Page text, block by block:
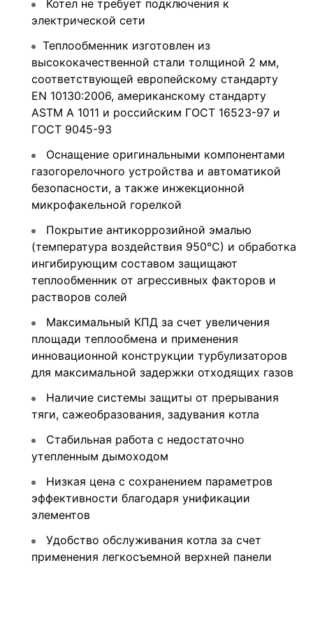
Котел не требует подключения к
электрической сети
Теплообменник изготовлен из
высококачественной стали толщиной 2 мм,
соответствующей европейскому стандарту
EN 10130:2006, американскому стандарту
ASTM A 1011 и российским ГОСТ 16523-97 и
ГОСТ 9045-93
Оснащение оригинальными компонентами
газогорелочного устройства и автоматикой
безопасности, а также инжекционной
микрофакельной горелкой
Покрытие антикоррозийной эмалью
(температура воздействия 950°С) и обработка
ингибирующим составом защищают
теплообменник от агрессивных факторов и
растворов солей
Максимальный КПД за счет увеличения
площади теплообмена и применения
инновационной конструкции турбулизаторов
для максимальной задержки отходящих газов
Наличие системы защиты от прерывания
тяги, сажеобразования, задувания котла
Стабильная работа с недостаточно
утепленным дымоходом
Низкая цена с сохранением параметров
эффективности благодаря унификации
элементов
Удобство обслуживания котла за счет
применения легкосъемной верхней панели